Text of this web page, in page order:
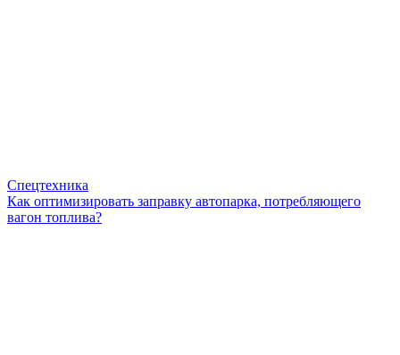
Спецтехника
Как оптимизировать заправку автопарка, потребляющего
вагон топлива?